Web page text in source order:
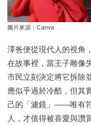
圖片來源：Canva
澤爸便從現代人的視角
在故事裡，當王子雕像
市民立刻決定將它拆除
應似乎過於冷酷，但其
己的「濾鏡」——唯有
人，才值得被喜愛與讚